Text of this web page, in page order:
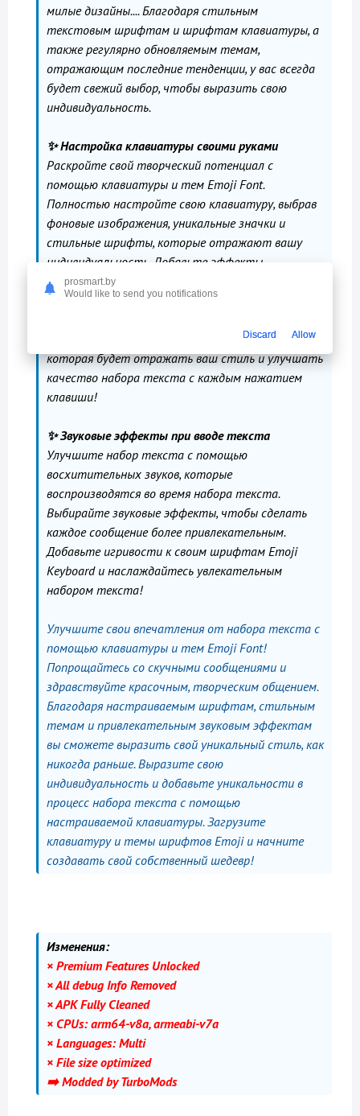
милые дизайны.... Благодаря стильным
текстовым шрифтам и шрифтам клавиатуры, а
также регулярно обновляемым темам,
отражающим последние тенденции, у вас всегда
будет свежий выбор, чтобы выразить свою
индивидуальность.
✨ Настройка клавиатуры своими руками
Раскройте свой творческий потенциал с
помощью клавиатуры и тем Emoji Font.
Полностью настройте свою клавиатуру, выбрав
фоновые изображения, уникальные значки и
стильные шрифты, которые отражают вашу
индивидуальность. Добавьте эффекты
динамического набора текста для более
эффективного нажатия клавиш. Благодаря
создайте клавиатуру с уникальным дизайном,
которая будет отражать ваш стиль и улучшать
качество набора текста с каждым нажатием
клавиши!
✨ Звуковые эффекты при вводе текста
Улучшите набор текста с помощью
восхитительных звуков, которые
воспроизводятся во время набора текста.
Выбирайте звуковые эффекты, чтобы сделать
каждое сообщение более привлекательным.
Добавьте игривости к своим шрифтам Emoji
Keyboard и наслаждайтесь увлекательным
набором текста!
Улучшите свои впечатления от набора текста с
помощью клавиатуры и тем Emoji Font!
Попрощайтесь со скучными сообщениями и
здравствуйте красочным, творческим общением.
Благодаря настраиваемым шрифтам, стильным
темам и привлекательным звуковым эффектам
вы сможете выразить свой уникальный стиль, как
никогда раньше. Выразите свою
индивидуальность и добавьте уникальности в
процесс набора текста с помощью
настраиваемой клавиатуры. Загрузите
клавиатуру и темы шрифтов Emoji и начните
создавать свой собственный шедевр!
Изменения:
× Premium Features Unlocked
× All debug Info Removed
× APK Fully Cleaned
× CPUs: arm64-v8a, armeabi-v7a
× Languages: Multi
× File size optimized
➡️ Modded by TurboMods
prosmart.by
Would like to send you notifications
Discard Allow